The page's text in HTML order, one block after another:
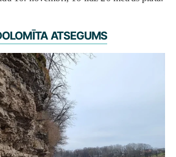
atsegums